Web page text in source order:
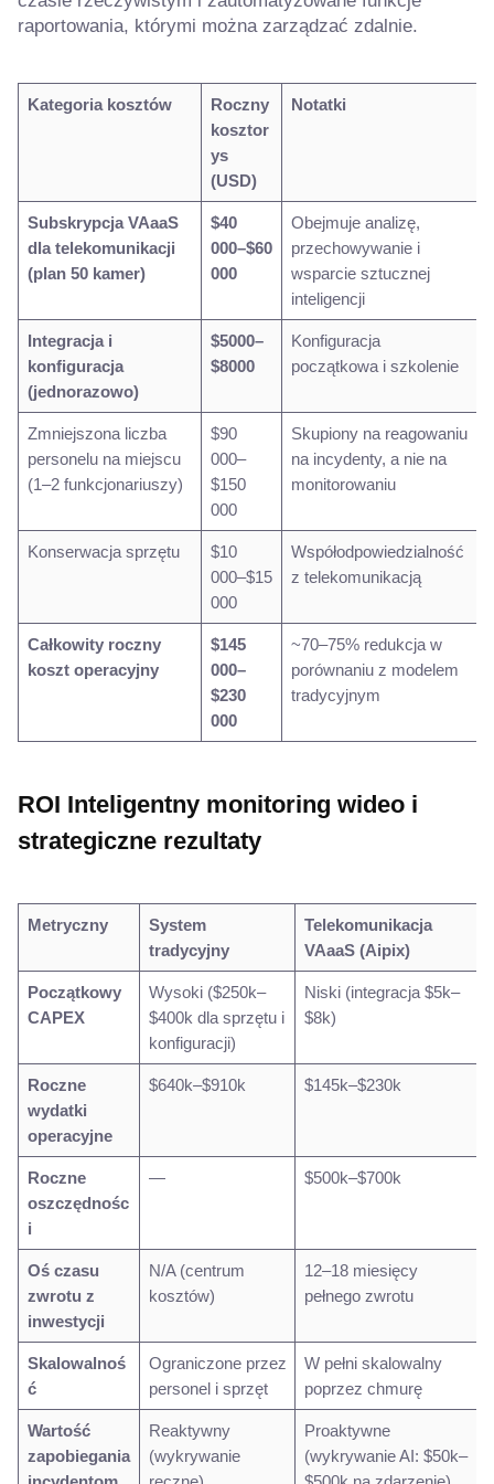
raportowania, którymi można zarządzać zdalnie.
Kategoria kosztów
Roczny
kosztor
ys
(USD)
Notatki
Subskrypcja VAaaS
dla telekomunikacji
(plan 50 kamer)
$40
000–$60
000
Obejmuje analizę,
przechowywanie i
wsparcie sztucznej
inteligencji
Integracja i
konfiguracja
(jednorazowo)
$5000–
$8000
Konfiguracja
początkowa i szkolenie
Zmniejszona liczba
personelu na miejscu
(1–2 funkcjonariuszy)
$90
000–
$150
000
Skupiony na reagowaniu
na incydenty, a nie na
monitorowaniu
Konserwacja sprzętu
$10
000–$15
000
Współodpowiedzialność
z telekomunikacją
Całkowity roczny
koszt operacyjny
$145
000–
$230
000
~70–75% redukcja w
porównaniu z modelem
tradycyjnym
ROI Inteligentny monitoring wideo i
strategiczne rezultaty
Metryczny
System
tradycyjny
Telekomunikacja
VAaaS (Aipix)
Początkowy
CAPEX
Wysoki ($250k–
$400k dla sprzętu i
konfiguracji)
Niski (integracja $5k–
$8k)
Roczne
wydatki
operacyjne
$640k–$910k $145k–$230k
Roczne
oszczędnośc
i
— $500k–$700k
Oś czasu
zwrotu z
inwestycji
N/A (centrum
kosztów)
12–18 miesięcy
pełnego zwrotu
Skalowalnoś
ć
Ograniczone przez
personel i sprzęt
W pełni skalowalny
poprzez chmurę
Wartość
zapobiegania
Reaktywny
(wykrywanie
Proaktywne
(wykrywanie AI: $50k–